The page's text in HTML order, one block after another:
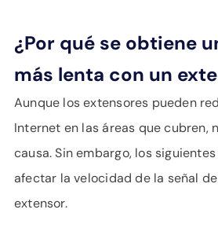
¿Por qué se obtiene
más lenta con un
Aunque los extensores pueden
Internet en las áreas que cubren,
causa. Sin embargo, los
afectar la velocidad de la señal
extensor.